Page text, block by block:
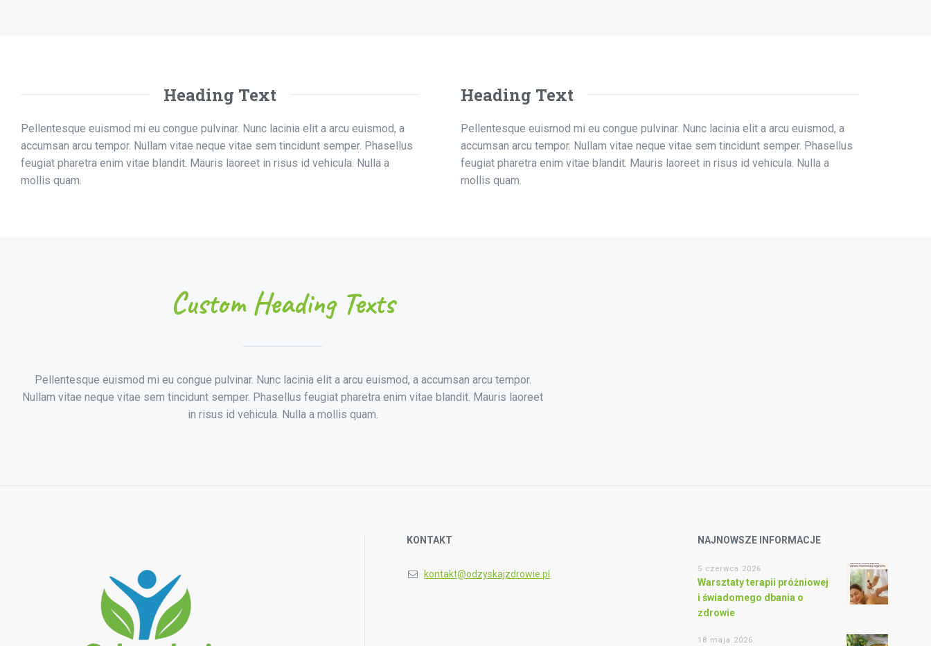
Heading Text
Pellentesque euismod mi eu congue pulvinar. Nunc lacinia elit a arcu euismod, a
accumsan arcu tempor. Nullam vitae neque vitae sem tincidunt semper. Phasellus
feugiat pharetra enim vitae blandit. Mauris laoreet in risus id vehicula. Nulla a
mollis quam.
Heading Text
Pellentesque euismod mi eu congue pulvinar. Nunc lacinia elit a arcu euismod, a
accumsan arcu tempor. Nullam vitae neque vitae sem tincidunt semper. Phasellus
feugiat pharetra enim vitae blandit. Mauris laoreet in risus id vehicula. Nulla a
mollis quam.
Custom Heading Texts
Pellentesque euismod mi eu congue pulvinar. Nunc lacinia elit a arcu euismod, a accumsan arcu tempor.
Nullam vitae neque vitae sem tincidunt semper. Phasellus feugiat pharetra enim vitae blandit. Mauris laoreet
in risus id vehicula. Nulla a mollis quam.
KONTAKT
kontakt@odzyskajzdrowie.pl
NAJNOWSZE INFORMACJE
5 czerwca 2026
Warsztaty terapii próżniowej
i świadomego dbania o
zdrowie
18 maja 2026